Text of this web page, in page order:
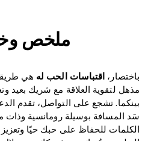
ملخص
باختصار، اقتباسات الحب له هي
مذهل لتقوية العلاقة مع شريك بعيد
بينكما. تشجع على التواصل، تقدم
سَد المسافة بوسيلة رومانسية
الكلمات للحفاظ على حبك حيًا